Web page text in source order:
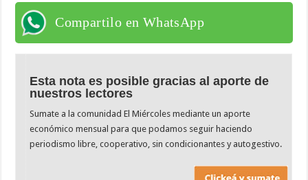
Compartilo en WhatsApp
Esta nota es posible gracias al aporte de
nuestros lectores
Sumate a la comunidad El Miércoles mediante un aporte
económico mensual para que podamos seguir haciendo
periodismo libre, cooperativo, sin condicionantes y autogestivo.